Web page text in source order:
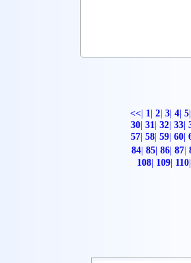
<<| 1| 2| 3| 4| 5|
30| 31| 32| 33|
57| 58| 59| 60|
84| 85| 86| 87|
108| 109| 110|